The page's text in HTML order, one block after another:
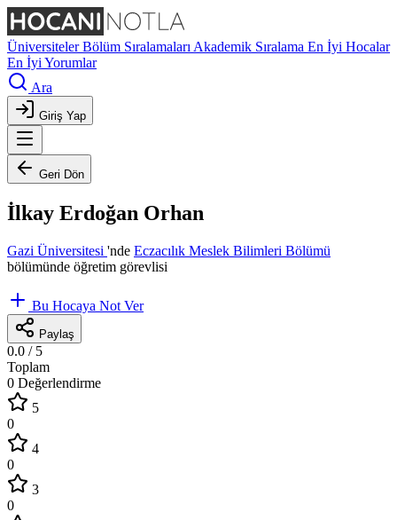
ÜniversitelerBölüm Sıralamaları Akademik Sıralama En İyi Hocalar
En İyi Yorumlar
Ara
Giriş Yap
Geri Dön
İlkay Erdoğan Orhan
Gazi Üniversitesi 'nde Eczacılık Meslek Bilimleri Bölümü
bölümünde öğretim görevlisi
Bu Hocaya Not Ver
Paylaş
0.0 / 5
Toplam
0 Değerlendirme
5
0
4
0
3
0